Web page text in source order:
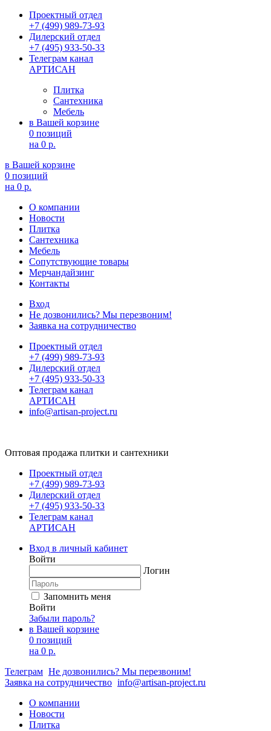
Проектный отдел
+7 (499) 989-73-93
Дилерский отдел
+7 (495) 933-50-33
Телеграм канал
АРТИСАН
Плитка
Сантехника
Мебель
в Вашей корзине
0 позиций
на 0 р.
в Вашей корзине
0 позиций
на 0 р.
О компании
Новости
Плитка
Сантехника
Мебель
Сопутствующие товары
Мерчандайзинг
Контакты
Вход
Не дозвонились? Мы перезвоним!
Заявка на сотрудничество
Проектный отдел
+7 (499) 989-73-93
Дилерский отдел
+7 (495) 933-50-33
Телеграм канал
АРТИСАН
info@artisan-project.ru
Оптовая продажа плитки и сантехники
Проектный отдел
+7 (499) 989-73-93
Дилерский отдел
+7 (495) 933-50-33
Телеграм канал
АРТИСАН
Вход в личный кабинет
Войти
Логин
Запомнить меня
Войти
Забыли пароль?
в Вашей корзине
0 позиций
на 0 р.
Телеграм Не дозвонились? Мы перезвоним!
Заявка на сотрудничество info@artisan-project.ru
О компании
Новости
Плитка